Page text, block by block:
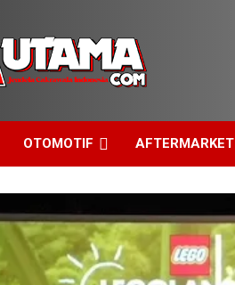
OTOMOTIF AFTERMARKET